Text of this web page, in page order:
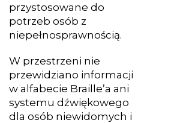
przystosowane do
potrzeb osób z
niepełnosprawnością.
W przestrzeni nie
przewidziano informacji
w alfabecie Braille’a ani
systemu dźwiękowego
dla osób niewidomych i